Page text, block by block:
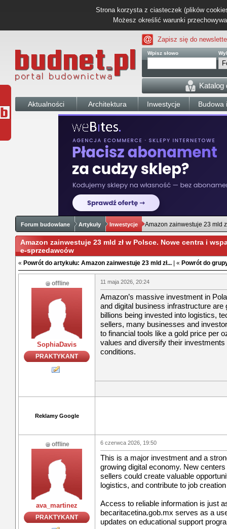
Strona korzysta z ciasteczek (plików
Możesz określić warunki
Zapisz się do
Wpisz słowo
Katalog
Aktualności Architektura Inwestycje Budowa
Forum budowlane Artykuły Inwestycje Amazon zainwestuje 23 mld
Amazon zainwestuje 23 mld zł w Polsce. Nowe centra i
e‑sprzedawców
« Powrót do artykułu: Amazon zainwestuje 23 mld zł... | « Powrót do
offline
SophiaDavis
PRAKTYKANT
11 maja 2026, 20:24
Amazon’s massive investment in
and digital business infrastructure
billions being invested into logistics,
sellers, many businesses and
to financial tools like a gold price per
values and diversify their
conditions.
Reklamy Google
offline
ava_martinez
PRAKTYKANT
6 czerwca 2026, 19:50
This is a major investment and a
growing digital economy. New
sellers could create valuable
logistics, and contribute to job
Access to reliable information is just
becaritacetina.gob.mx serves as a
updates on educational support